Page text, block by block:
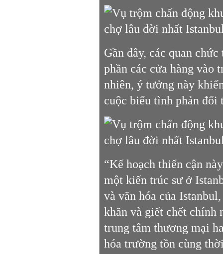
Gần đây, các quan
phần các cửa hàng vào
nhiên, ý tưởng này
cuộc biểu tình phản
“Kế hoạch thiển cận
một kiến ​​trúc sư ở
và văn hóa của
khăn và giết chết chính
trung tâm thương mại
hóa trường tồn cùng